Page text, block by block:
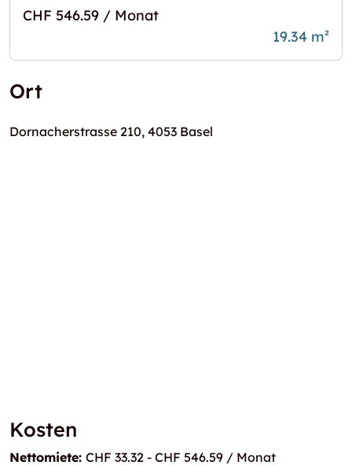
CHF 546.59 / Monat
19.34 m²
Ort
Dornacherstrasse 210, 4053 Basel
Kosten
Nettomiete: CHF 33.32 - CHF 546.59 / Monat